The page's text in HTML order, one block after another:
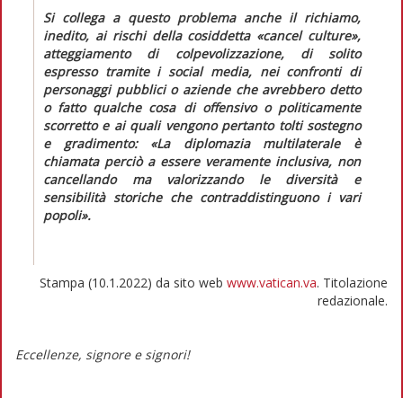
Si collega a questo problema anche il richiamo,
inedito, ai rischi della cosiddetta «cancel culture»,
atteggiamento di colpevolizzazione, di solito
espresso tramite isocial media, nei confronti di
personaggi pubblici o aziende che avrebbero detto
o fatto qualche cosa di offensivo o politicamente
scorretto e ai quali vengono pertanto tolti sostegno
e gradimento:«La diplomazia multilaterale è
chiamata perciò a essere veramente inclusiva, non
cancellando ma valorizzando le diversità e
sensibilità storiche che contraddistinguono i vari
popoli».
Stampa (10.1.2022) da sito web www.vatican.va. Titolazione
redazionale.
Eccellenze, signore e signori!